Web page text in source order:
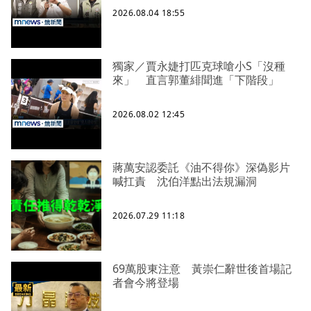
2026.08.04 18:55
獨家／賈永婕打匹克球嗆小S「沒種
來」 直言郭董緋聞進「下階段」
2026.08.02 12:45
蔣萬安認委託《油不得你》深偽影片
喊扛責 沈伯洋點出法規漏洞
2026.07.29 11:18
69萬股東注意 黃崇仁辭世後首場記
者會今將登場